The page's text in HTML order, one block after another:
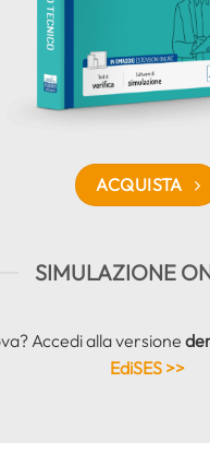
ACQUISTA
SIMULAZIONE
Accedi alla versione
EdiSES >>